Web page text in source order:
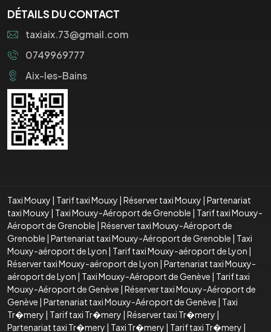
DÉTAILS DU CONTACT
taxiaix.73@gmail.com
0749969777
Aix-les-Bains
Taxi Mouxy | Tarif taxi Mouxy | Réserver taxi Mouxy | Partenariat
taxi Mouxy | Taxi Mouxy-Aéroport de Grenoble | Tarif taxi Mouxy-
Aéroport de Grenoble | Réserver taxi Mouxy-Aéroport de
Grenoble | Partenariat taxi Mouxy-Aéroport de Grenoble | Taxi
Mouxy-aéroport de Lyon | Tarif taxi Mouxy-aéroport de Lyon |
Réserver taxi Mouxy-aéroport de Lyon | Partenariat taxi Mouxy-
aéroport de Lyon | Taxi Mouxy-Aéroport de Genève | Tarif taxi
Mouxy-Aéroport de Genève | Réserver taxi Mouxy-Aéroport de
Genève | Partenariat taxi Mouxy-Aéroport de Genève | Taxi
Tr�mery | Tarif taxi Tr�mery | Réserver taxi Tr�mery |
Partenariat taxi Tr�mery | Taxi Tr�mery | Tarif taxi Tr�mery |